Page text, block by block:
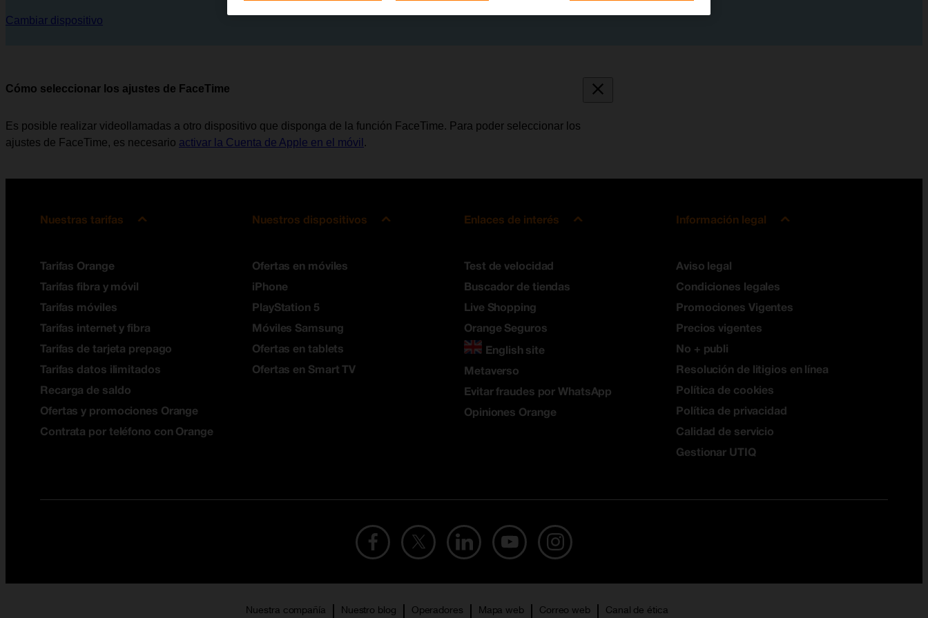
Cambiar dispositivo
Cómo seleccionar los ajustes de FaceTime
Es posible realizar videollamadas a otro dispositivo que disponga de la función FaceTime. Para poder seleccionar los
ajustes de FaceTime, es necesario activar la Cuenta de Apple en el móvil .
Nuestras tarifas
Tarifas Orange
Tarifas fibra y móvil
Tarifas móviles
Tarifas internet y fibra
Tarifas de tarjeta prepago
Tarifas datos ilimitados
Recarga de saldo
Ofertas y promociones Orange
Contrata por teléfono con Orange
Nuestros dispositivos
Ofertas en móviles
iPhone
PlayStation 5
Móviles Samsung
Ofertas en tablets
Ofertas en Smart TV
Enlaces de interés
Test de velocidad
Buscador de tiendas
Live Shopping
Orange Seguros
English site
Metaverso
Evitar fraudes por WhatsApp
Opiniones Orange
Información legal
Aviso legal
Condiciones legales
Promociones Vigentes
Precios vigentes
No + publi
Resolución de litigios en línea
Política de cookies
Política de privacidad
Calidad de servicio
Gestionar UTIQ
Nuestra compañía Nuestro blog Operadores Mapa web Correo web Canal de ética